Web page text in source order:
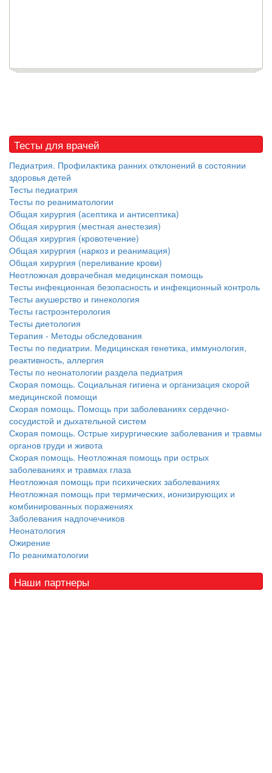
Тесты для врачей
Педиатрия. Профилактика ранних отклонений в состоянии
здоровья детей
Тесты педиатрия
Тесты по реаниматологии
Общая хирургия (асептика и антисептика)
Общая хирургия (местная анестезия)
Общая хирургия (кровотечение)
Общая хирургия (наркоз и реанимация)
Общая хирургия (переливание крови)
Неотложная доврачебная медицинская помощь
Тесты инфекционная безопасность и инфекционный контроль
Тесты акушерство и гинекология
Тесты гастроэнтерология
Тесты диетология
Терапия - Методы обследования
Тесты по педиатрии. Медицинская генетика, иммунология,
реактивность, аллергия
Тесты по неонатологии раздела педиатрия
Скорая помощь. Социальная гигиена и организация скорой
медицинской помощи
Скорая помощь. Помощь при заболеваниях сердечно-
сосудистой и дыхательной систем
Скорая помощь. Острые хирургические заболевания и травмы
органов груди и живота
Скорая помощь. Неотложная помощь при острых
заболеваниях и травмах глаза
Неотложная помощь при психических заболеваниях
Неотложная помощь при термических, ионизирующих и
комбинированных поражениях
Заболевания надпочечников
Неонатология
Ожирение
По реаниматологии
Наши партнеры